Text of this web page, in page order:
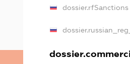
dossier.rfSanctions